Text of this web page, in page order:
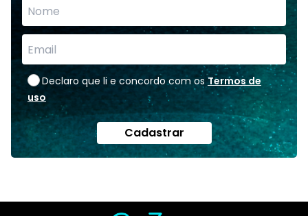
Declaro que li e concordo com os Termos de
uso
Cadastrar